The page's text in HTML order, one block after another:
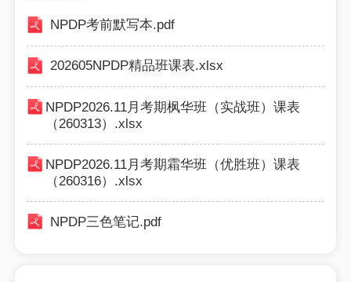
NPDP考前默写本.pdf
202605NPDP精品班课表.xlsx
NPDP2026.11月考期枫华班（实战班）课表
（260313）.xlsx
NPDP2026.11月考期霜华班（优胜班）课表
（260316）.xlsx
NPDP三色笔记.pdf